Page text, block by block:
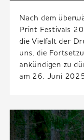
Nach dem
Print Festivals
die Vielfalt der
uns, die
ankündigen zu
am 26. Juni